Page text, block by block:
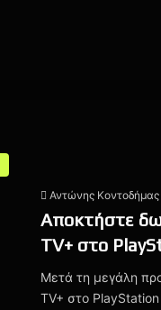
Αντώνης Κοντοδήμας
Αποκτήστε
TV+ στο
Μετά τη μεγάλη
TV+ στο